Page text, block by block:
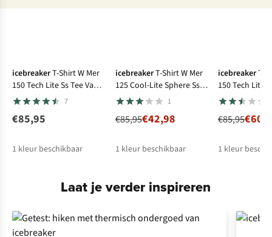
icebreakerT-Shirt W Mer
150 Tech Lite Ss Tee Van
Camp
7
€85,95
1 kleur beschikbaar
icebreakerT-Shirt W Mer
125 Cool-Lite Sphere Ss
Tee Across
1
€85,95€42,98
1 kleur beschikbaar
icebreakerT-
150 Tech Lite
Transit
€85,95
1 kleur
Laat je verder inspireren